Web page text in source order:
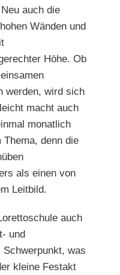
auch die
Wänden und
Höhe. Ob
werden, wird sich
macht auch
monatlich
denn die
als einen von
Leitbild.
auch
und
Schwerpunkt, was
kleine Festakt